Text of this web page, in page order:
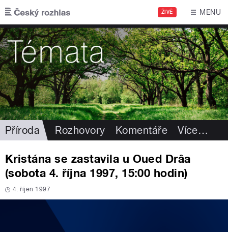
Přejít k hlavnímu obsahu
ŽIVĚ MENU
Příroda Rozhovory Komentáře Více…
Kristána se zastavila u Oued Drâa
(sobota 4. října 1997, 15:00 hodin)
4. říjen 1997